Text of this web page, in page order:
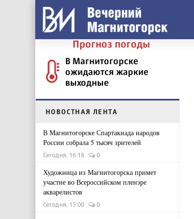
Прогноз погоды
В Магнитогорске
ожидаются жаркие
выходные
НОВОСТНАЯ ЛЕНТА
В Магнитогорске Спартакиада народов
России собрала 5 тысяч зрителей
Сегодня, 16:18 0
Художница из Магнитогорска примет
участие во Всероссийском пленэре
акварелистов
Сегодня, 15:00 0